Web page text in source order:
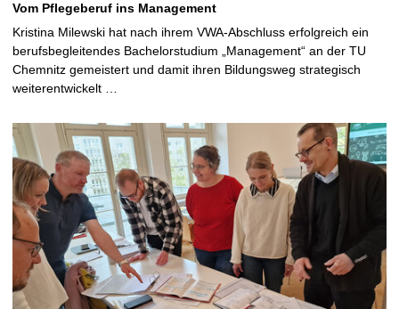
Vom Pflegeberuf ins Management
Kristina Milewski hat nach ihrem VWA-Abschluss erfolgreich ein
berufsbegleitendes Bachelorstudium „Management“ an der TU
Chemnitz gemeistert und damit ihren Bildungsweg strategisch
weiterentwickelt …